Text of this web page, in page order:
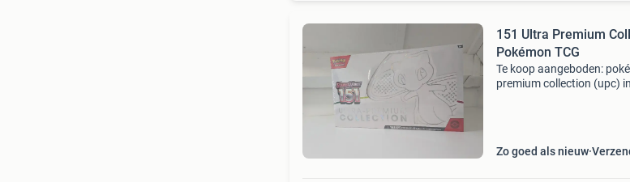
151 Ultra Premium
Pokémon TCG
Te koop aangeboden:
premium collection (upc)
Zo goed als nieuw